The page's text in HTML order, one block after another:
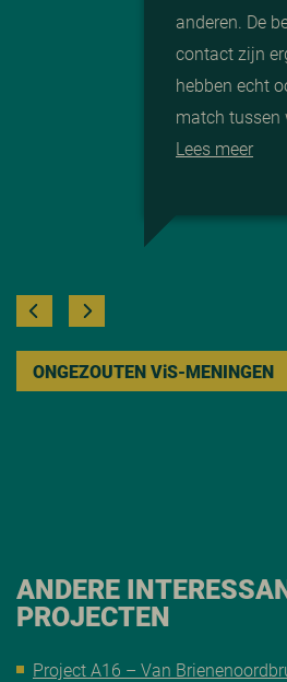
anderen. De
contact zijn
hebben echt
match tussen
Lees meer
ONGEZOUTEN ViS-MENINGEN
ANDERE
PROJECTEN
Project A16 – Van